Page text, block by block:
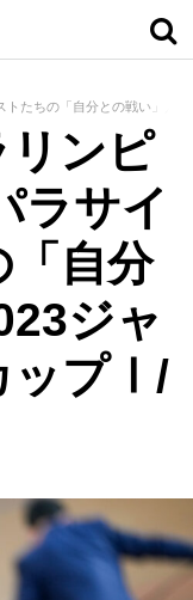
トたちの「自分との戦い」／
リンピ
ラサイ
「自分
ジャ
ップⅠ/